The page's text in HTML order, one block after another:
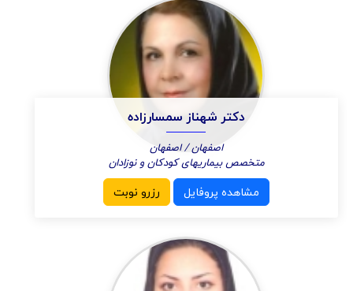
دکتر شهناز سمسارزاده
اصفهان / اصفهان
متخصص بیماریهای کودکان و نوزادان
مشاهده پروفایل رزرو نوبت